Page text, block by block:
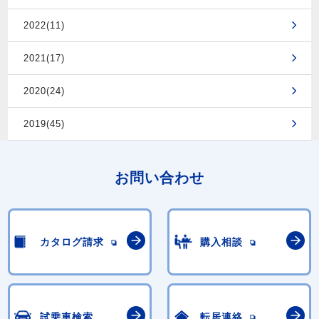
2022(11)
2021(17)
2020(24)
2019(45)
お問い合わせ
カタログ請求 購入相談
試乗車検索 転居連絡